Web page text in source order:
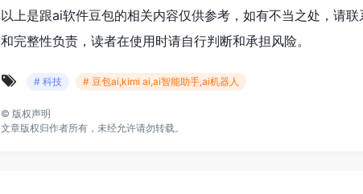
以上是跟ai软件豆包的相关内容仅供参考，如有不当之处，请
和完整性负责，读者在使用时请自行判断和承担风险。
# 科技 # 豆包ai,kimi ai,ai智能助手,ai机器人
© 版权声明
文章版权归作者所有，未经允许请勿转载。